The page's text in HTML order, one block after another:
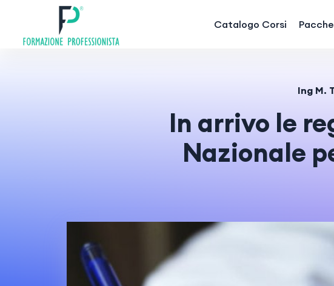
Catalogo Corsi
Ing M.
In arrivo le
Nazionale